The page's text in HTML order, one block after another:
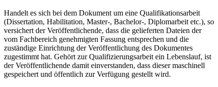
Handelt es sich bei dem Dokument um eine Qualifikationsarbeit
(Dissertation, Habilitation, Master-, Bachelor-, Diplomarbeit etc.), so
versichert der Veröffentlichende, dass die gelieferten Dateien der
vom Fachbereich genehmigten Fassung entsprechen und die
zuständige Einrichtung der Veröffentlichung des Dokumentes
zugestimmt hat. Gehört zur Qualifizierungsarbeit ein Lebenslauf, ist
der Veröffentlichende damit einverstanden, dass dieser maschinell
gespeichert und öffentlich zur Verfügung gestellt wird.